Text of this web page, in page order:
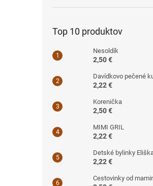
Top 10 produktov
Nesoldík
2,50 €
Davídkovo pečené
2,22 €
Korenička
2,50 €
MIMI GRIL
2,22 €
Detské bylinky
2,22 €
Cestovinky od